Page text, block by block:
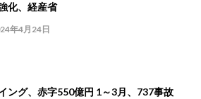
化、経産省
年4月24日
ング、赤字550億円 1～3月、737事故